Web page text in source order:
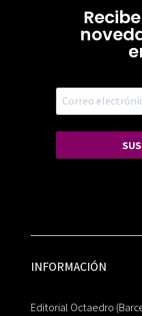
INFORMACIÓN
Editorial Octaedro